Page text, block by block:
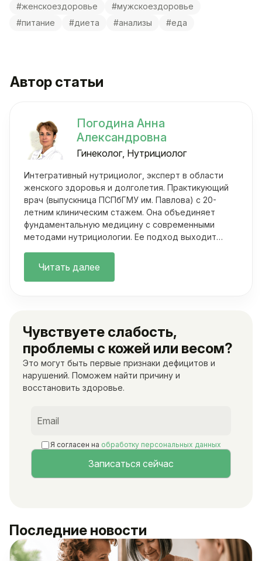
#женскоездоровье
#мужскоездоровье
#питание
#диета #анализы #еда
Автор статьи
Погодина Анна
Александровна
Гинеколог, Нутрициолог
Интегративный нутрициолог, эксперт в области
женского здоровья и долголетия. Практикующий
врач (выпускница ПСПбГМУ им. Павлова) с 20-
летним клиническим стажем. Она объединяет
фундаментальную медицину с современными
методами нутрициологии. Ее подход выходит
Читать далее
Чувствуете слабость,
проблемы с кожей или весом?
Это могут быть первые признаки дефицитов и
нарушений. Поможем найти причину и
восстановить здоровье.
Я согласен на обработку персональных данных
Последние новости